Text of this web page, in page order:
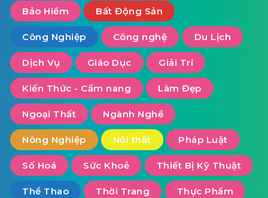
Bảo Hiểm Bất Động Sản
Công Nghiệp Công nghệ Du Lịch
Dịch Vụ Giáo Dục Giải Trí
Kiến Thức - Cẩm nang Làm Đẹp
Ngoại Thất Ngành Nghề
Nông Nghiệp Nội thất Pháp Luật
Số Hoá Sức Khoẻ Thiết Bị Kỹ Thuật
Thể Thao Thời Trang Thực Phẩm